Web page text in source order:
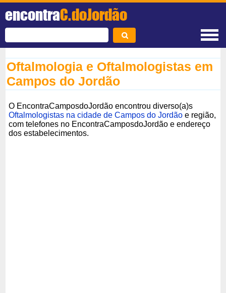
encontraC.doJordão
Oftalmologia e Oftalmologistas em
Campos do Jordão
O EncontraCamposdoJordão encontrou diverso(a)s
Oftalmologistas na cidade de Campos do Jordão e região,
com telefones no EncontraCamposdoJordão e endereço
dos estabelecimentos.